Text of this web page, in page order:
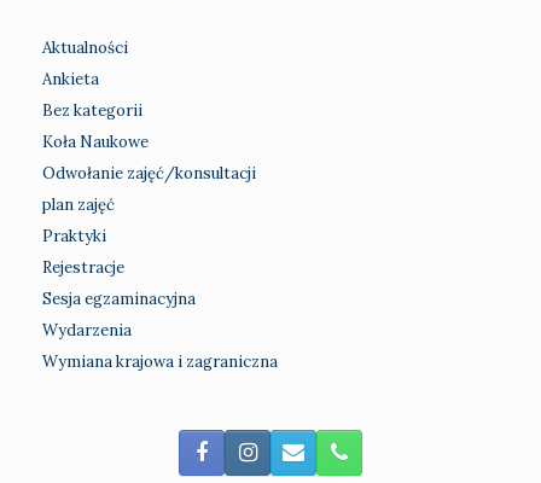
Aktualności
Ankieta
Bez kategorii
Koła Naukowe
Odwołanie zajęć/konsultacji
plan zajęć
Praktyki
Rejestracje
Sesja egzaminacyjna
Wydarzenia
Wymiana krajowa i zagraniczna